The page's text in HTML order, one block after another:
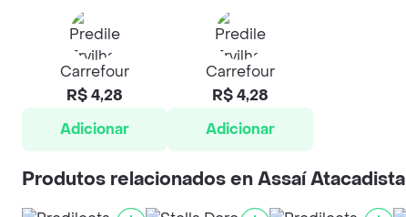
Carrefour
R$ 4,28
Adicionar
Carrefour
R$ 4,28
Adicionar
Produtos relacionados en Assaí Atacadista